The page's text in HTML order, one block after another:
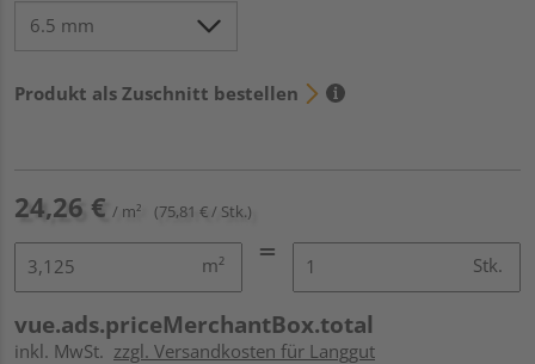
Produkt als Zuschnitt bestellen
24,26 € / m² (75,81 € / Stk.)
m² Stk.
vue.ads.priceMerchantBox.total
inkl. MwSt. zzgl. Versandkosten für Langgut